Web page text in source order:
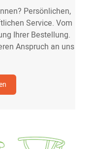
Persönlichen,
Service. Vom
Ihrer Bestellung.
Anspruch an uns